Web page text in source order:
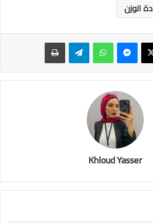
الوزن
ماسنجر واتساب تيلقرام طباعة
Khloud Yasser